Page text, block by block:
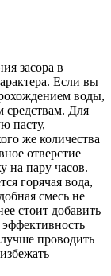
засора в
Если вы
воды,
средствам. Для
пасту,
же количества
отверстие
на пару часов.
горячая вода,
смесь не
стоит добавить
проводить